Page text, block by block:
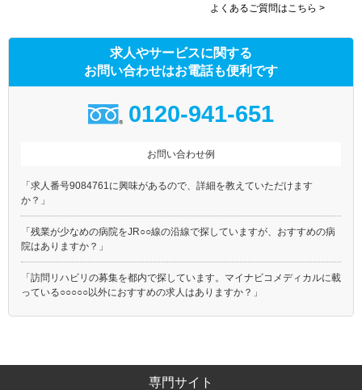
よくあるご質問はこちら >
求人やサービスに関する
お問い合わせはお電話も便利です
0120-941-651
お問い合わせ例
「求人番号9084761に興味があるので、詳細を教えていただけます
か？」
「残業が少なめの病院をJR○○線の沿線で探していますが、おすすめの病
院はありますか？」
「訪問リハビリの募集を都内で探しています。マイナビコメディカルに載
っている○○○○○以外におすすめの求人はありますか？」
専門サイト